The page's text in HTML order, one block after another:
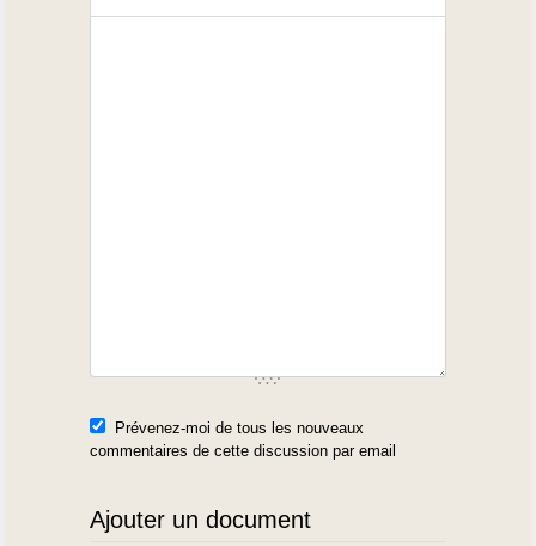
Prévenez-moi de tous les nouveaux
commentaires de cette discussion par email
Ajouter un document